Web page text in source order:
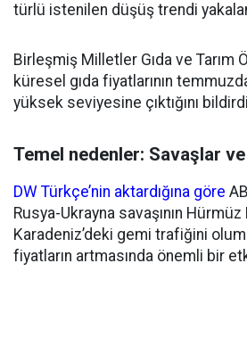
türlü istenilen düşüş trendi
Birleşmiş Milletler Gıda ve Tarım
küresel gıda fiyatlarının
yüksek seviyesine çıktığını
Temel nedenler: Savaşlar
DW Türkçe’nin aktardığına göre
Rusya-Ukrayna savaşının Hürmüz
Karadeniz’deki gemi trafiğini
fiyatların artmasında önemli bir